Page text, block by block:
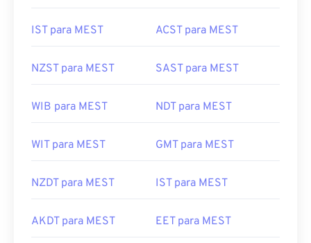
IST para MEST ACST para MEST
NZST para MEST SAST para MEST
WIB para MEST NDT para MEST
WIT para MEST GMT para MEST
NZDT para MEST IST para MEST
AKDT para MEST EET para MEST